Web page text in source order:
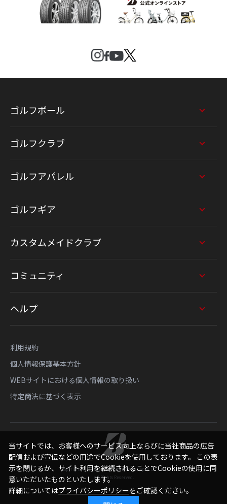
ゴルフボール
ゴルフクラブ
ゴルフアパレル
ゴルフギア
カスタムメイドクラブ
コミュニティ
ヘルプ
利用規約
個人情報保護基本方針
WEBサイトにおける個人情報の取り扱い
特定商法に基づく表示
Copyright © Bridgestone Sports Sales Japan Co., Ltd.
All Rights Reserved.
当サイトでは、お客様へのサービス向上ならびに当社商品の広告
配信および宣伝などの用途でCookieを使用しております。 この表
示を閉じるか、サイト利用を継続されることでCookieの使用に同
意いただいたものといたします。
詳細についてはプライバシーポリシーをご確認ください。